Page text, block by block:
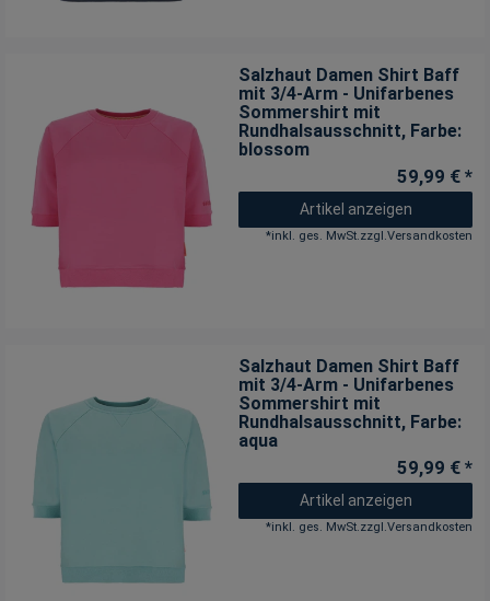
Salzhaut Damen Shirt Baff
mit 3/4-Arm - Unifarbenes
Sommershirt mit
Rundhalsausschnitt, Farbe:
blossom
59,99 € *
Artikel anzeigen
*inkl. ges. MwSt.zzgl.Versandkosten
Salzhaut Damen Shirt Baff
mit 3/4-Arm - Unifarbenes
Sommershirt mit
Rundhalsausschnitt, Farbe:
aqua
59,99 € *
Artikel anzeigen
*inkl. ges. MwSt.zzgl.Versandkosten